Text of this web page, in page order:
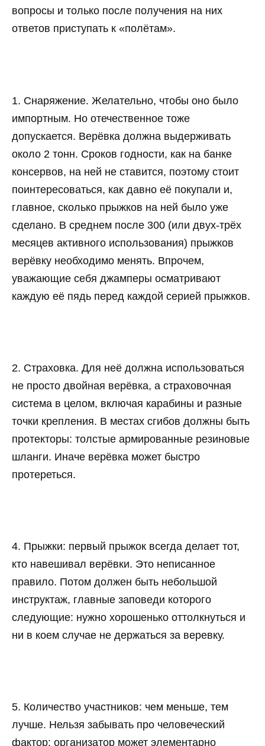
вопросы и только после получения на них
ответов приступать к «полётам».
1. Снаряжение. Желательно, чтобы оно было
импортным. Но отечественное тоже
допускается. Верёвка должна выдерживать
около 2 тонн. Сроков годности, как на банке
консервов, на ней не ставится, поэтому стоит
поинтересоваться, как давно её покупали и,
главное, сколько прыжков на ней было уже
сделано. В среднем после 300 (или двух-трёх
месяцев активного использования) прыжков
верёвку необходимо менять. Впрочем,
уважающие себя джамперы осматривают
каждую её пядь перед каждой серией прыжков.
2. Страховка. Для неё должна использоваться
не просто двойная верёвка, а страховочная
система в целом, включая карабины и разные
точки крепления. В местах сгибов должны быть
протекторы: толстые армированные резиновые
шланги. Иначе верёвка может быстро
протереться.
4. Прыжки: первый прыжок всегда делает тот,
кто навешивал верёвки. Это неписанное
правило. Потом должен быть небольшой
инструктаж, главные заповеди которого
следующие: нужно хорошенько оттолкнуться и
ни в коем случае не держаться за веревку.
5. Количество участников: чем меньше, тем
лучше. Нельзя забывать про человеческий
фактор: организатор может элементарно